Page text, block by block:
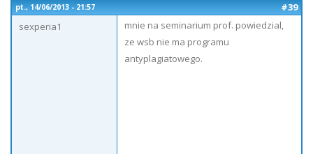
pt., 14/06/2013 - 21:57
#39
sexperia1
mnie na seminarium prof. powiedzial,
ze wsb nie ma programu
antyplagiatowego.